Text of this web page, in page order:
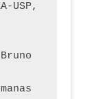
USP,